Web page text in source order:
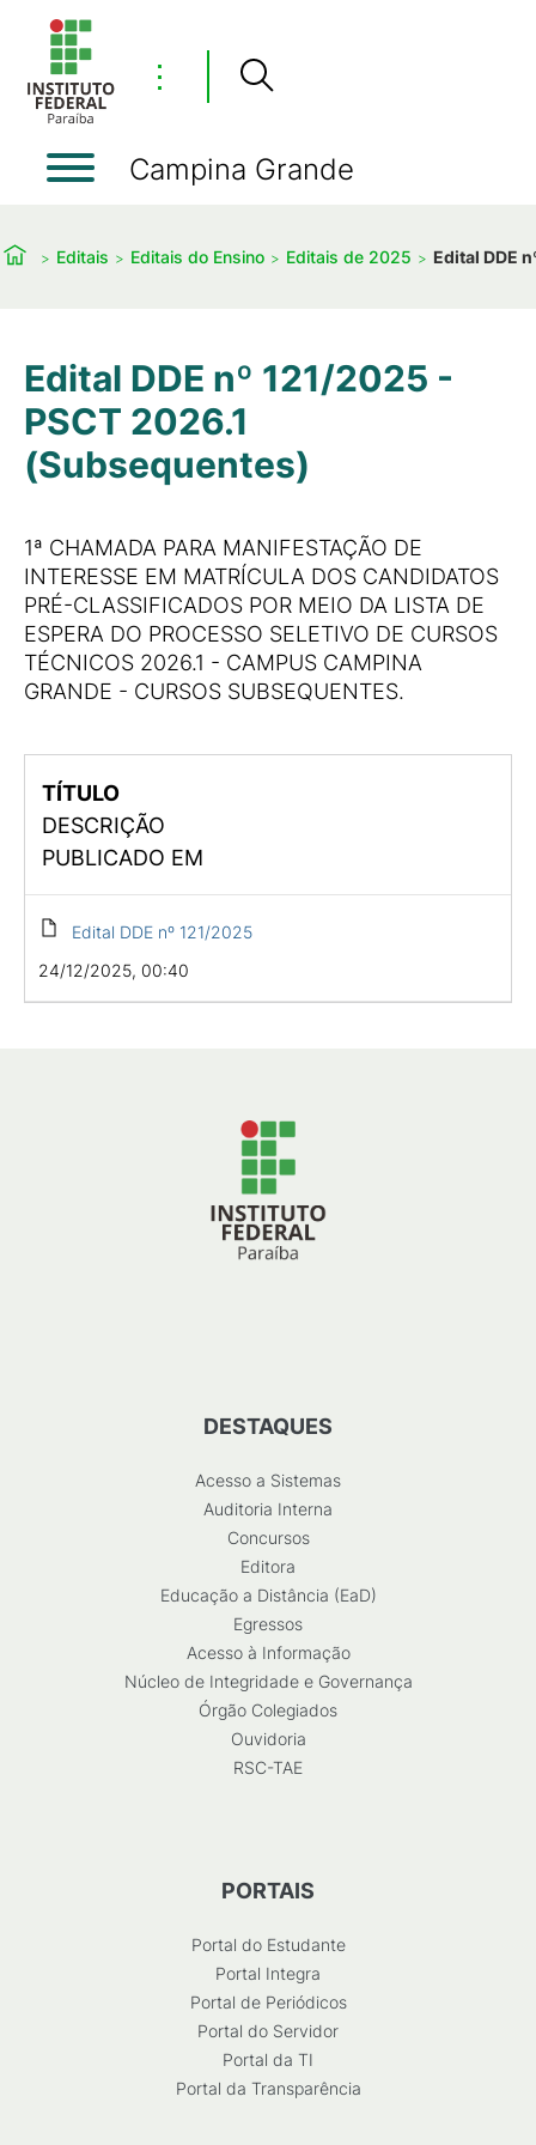
⋮
Campina Grande
Editais Editais do Ensino Editais de 2025 Edital DDE
Edital DDE nº 121/2025 -
PSCT 2026.1
(Subsequentes)
1ª CHAMADA PARA MANIFESTAÇÃO DE
INTERESSE EM MATRÍCULA DOS CANDIDATOS
PRÉ-CLASSIFICADOS POR MEIO DA LISTA DE
ESPERA DO PROCESSO SELETIVO DE CURSOS
TÉCNICOS 2026.1 - CAMPUS CAMPINA
GRANDE - CURSOS SUBSEQUENTES.
TÍTULO
DESCRIÇÃO
PUBLICADO EM
Edital DDE nº 121/2025
24/12/2025, 00:40
DESTAQUES
Acesso a Sistemas
Auditoria Interna
Concursos
Editora
Educação a Distância (EaD)
Egressos
Acesso à Informação
Núcleo de Integridade e Governança
Órgão Colegiados
Ouvidoria
RSC-TAE
PORTAIS
Portal do Estudante
Portal Integra
Portal de Periódicos
Portal do Servidor
Portal da TI
Portal da Transparência